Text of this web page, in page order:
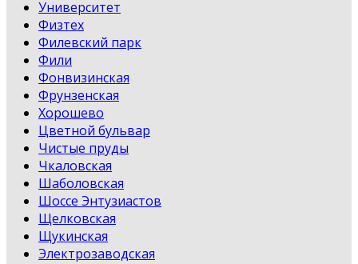
Университет
Физтех
Филевский парк
Фили
Фонвизинская
Фрунзенская
Хорошево
Цветной бульвар
Чистые пруды
Чкаловская
Шаболовская
Шоссе Энтузиастов
Щелковская
Щукинская
Электрозаводская